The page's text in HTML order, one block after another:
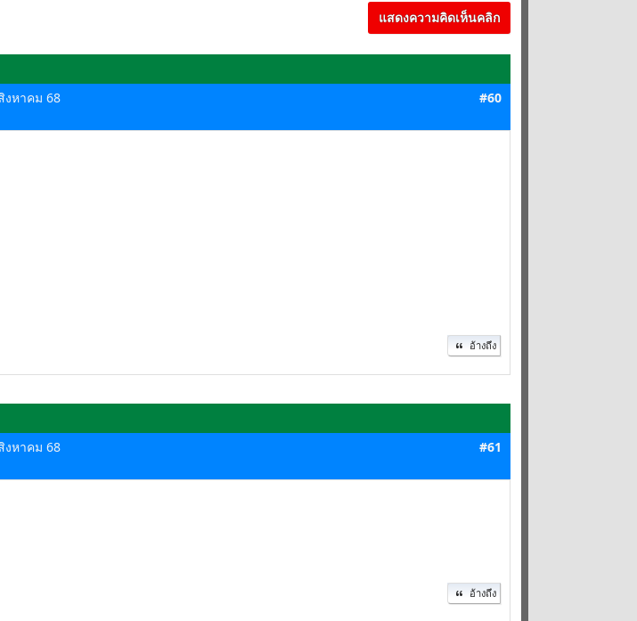
แสดงความคิดเห็นคลิก
งหาคม 68
#60
อ้างถึง
งหาคม 68
#61
อ้างถึง